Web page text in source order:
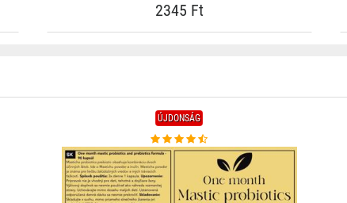
2345 Ft
ÚJDONSÁG